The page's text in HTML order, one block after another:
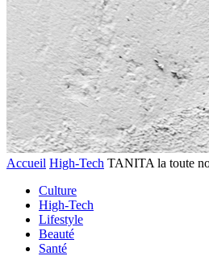
Accueil High-Tech TANITA la toute
Culture
High-Tech
Lifestyle
Beauté
Santé